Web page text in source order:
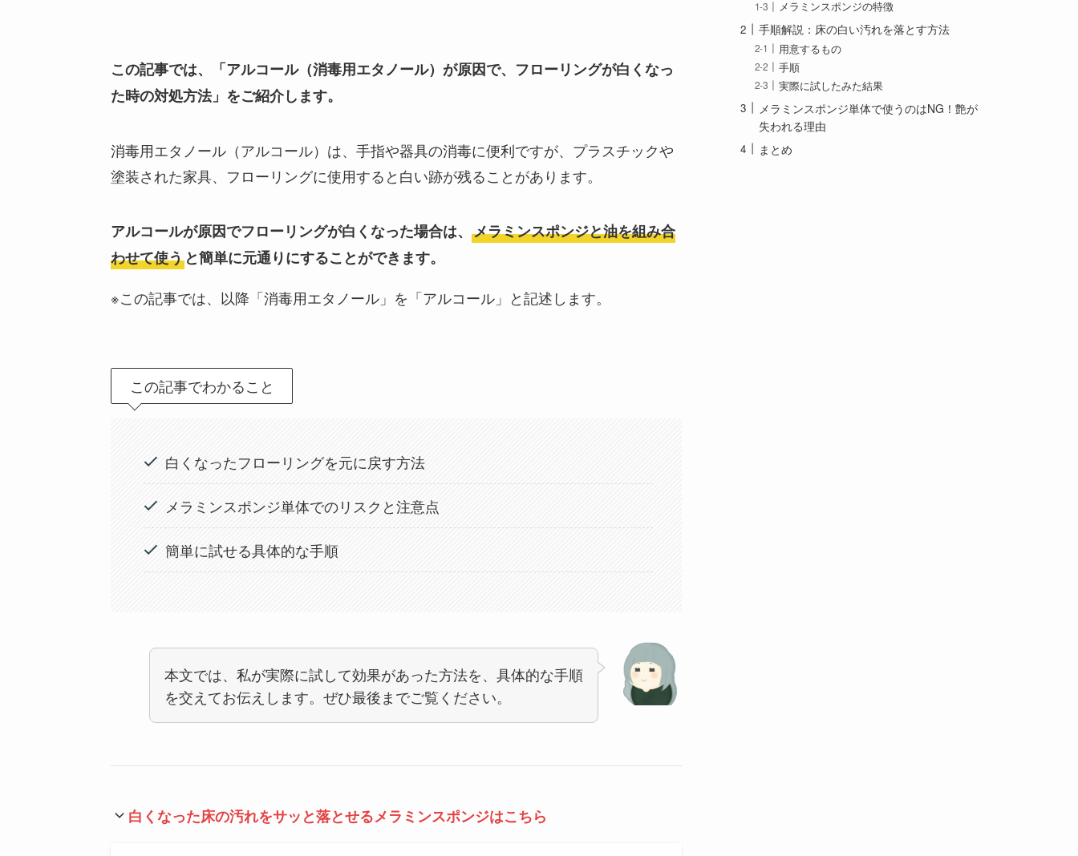
この記事では、「アルコール（消毒用エタノール）が原因で、フローリングが白くなっ
た時の対処方法」をご紹介します。
消毒用エタノール（アルコール）は、手指や器具の消毒に便利ですが、プラスチックや
塗装された家具、フローリングに使用すると白い跡が残ることがあります。
アルコールが原因でフローリングが白くなった場合は、 メラミンスポンジと油を組み合
わせて使うと簡単に元通りにすることができます。
※この記事では、以降「消毒用エタノール」を「アルコール」と記述します。
この記事でわかること
白くなったフローリングを元に戻す方法
メラミンスポンジ単体でのリスクと注意点
簡単に試せる具体的な手順
本文では、私が実際に試して効果があった方法を、具体的な手順
を交えてお伝えします。ぜひ最後までご覧ください。
白くなった床の汚れをサッと落とせるメラミンスポンジはこちら
メラミンスポンジの特徴
手順解説：床の白い汚れを落とす方法
用意するもの
手順
実際に試したみた結果
メラミンスポンジ単体で使うのはNG！艶が
失われる理由
まとめ